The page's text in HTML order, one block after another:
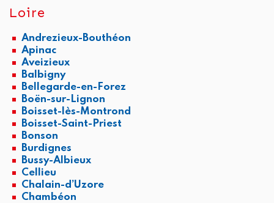
Loire
Andrezieux-Bouthéon
Apinac
Aveizieux
Balbigny
Bellegarde-en-Forez
Boën-sur-Lignon
Boisset-lès-Montrond
Boisset-Saint-Priest
Bonson
Burdignes
Bussy-Albieux
Cellieu
Chalain-d’Uzore
Chambéon